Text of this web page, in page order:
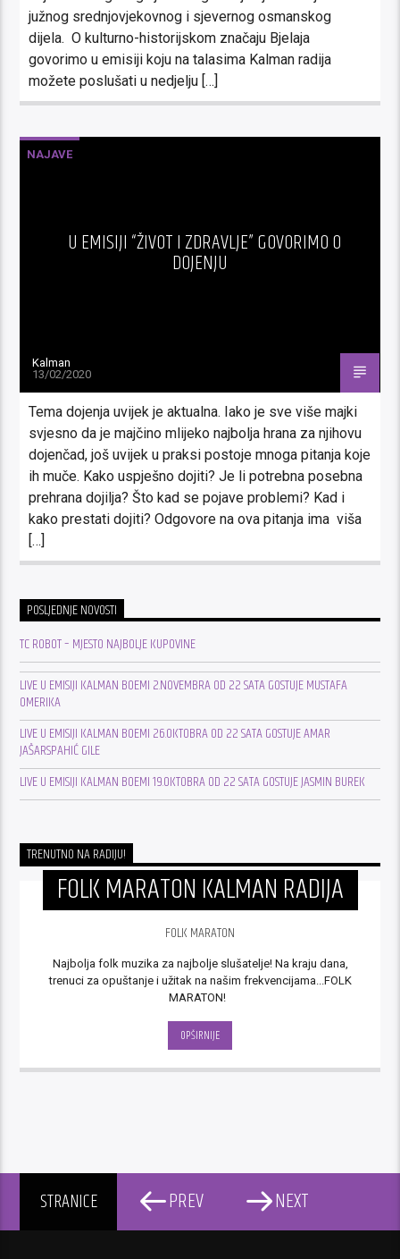
južnog srednjovjekovnog i sjevernog osmanskog
dijela. O kulturno-historijskom značaju Bjelaja
govorimo u emisiji koju na talasima Kalman radija
možete poslušati u nedjelju […]
NAJAVE
U EMISIJI “ŽIVOT I ZDRAVLJE” GOVORIMO O
DOJENJU
Kalman
13/02/2020
Tema dojenja uvijek je aktualna. Iako je sve više majki
svjesno da je majčino mlijeko najbolja hrana za njihovu
dojenčad, još uvijek u praksi postoje mnoga pitanja koje
ih muče. Kako uspješno dojiti? Je li potrebna posebna
prehrana dojilja? Što kad se pojave problemi? Kad i
kako prestati dojiti? Odgovore na ova pitanja ima viša
[…]
POSLJEDNJE NOVOSTI
TC ROBOT – MJESTO NAJBOLJE KUPOVINE
LIVE U EMISIJI KALMAN BOEMI 2.NOVEMBRA OD 22 SATA GOSTUJE MUSTAFA
OMERIKA
LIVE U EMISIJI KALMAN BOEMI 26.OKTOBRA OD 22 SATA GOSTUJE AMAR
JAŠARSPAHIĆ GILE
LIVE U EMISIJI KALMAN BOEMI 19.OKTOBRA OD 22 SATA GOSTUJE JASMIN BUREK
TRENUTNO NA RADIJU!
FOLK MARATON KALMAN RADIJA
FOLK MARATON
Najbolja folk muzika za najbolje slušatelje! Na kraju dana,
trenuci za opuštanje i užitak na našim frekvencijama...FOLK
OPŠIRNIJE
STRANICE PREV NEXT